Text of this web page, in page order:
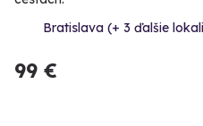
Bratislava (+ 3 ďalšie
99 €